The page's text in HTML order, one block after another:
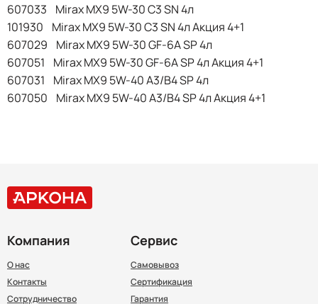
607033 Mirax MX9 5W-30 C3 SN 4л
101930 Mirax MX9 5W-30 C3 SN 4л Акция 4+1
607029 Mirax MX9 5W-30 GF-6A SP 4л
607051 Mirax MX9 5W-30 GF-6A SP 4л Акция 4+1
607031 Mirax MX9 5W-40 A3/B4 SP 4л
607050 Mirax MX9 5W-40 A3/B4 SP 4л Акция 4+1
Компания
О нас
Контакты
Сотрудничество
Сервис
Самовывоз
Сертификация
Гарантия